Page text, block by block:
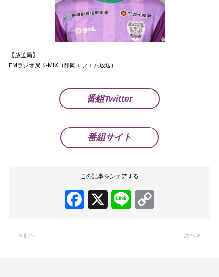
【放送局】
FMラジオ局 K-MIX（静岡エフエム放送）
番組Twitter
番組サイト
この記事をシェアする
Facebook Line
« 前へ 次へ »